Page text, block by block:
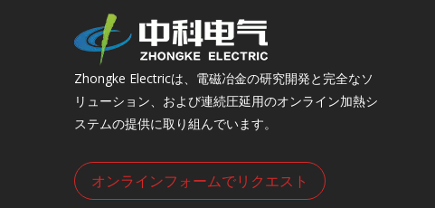
Zhongke Electricは、電磁冶金の研究開発と完全なソ
リューション、および連続圧延用のオンライン加熱シ
ステムの提供に取り組んでいます。
オンラインフォームでリクエスト